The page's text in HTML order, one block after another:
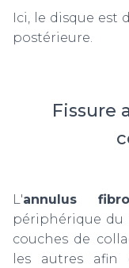
Ici, le disque est
postérieure.
Fissure
L'annulus
périphérique du
couches de
les autres